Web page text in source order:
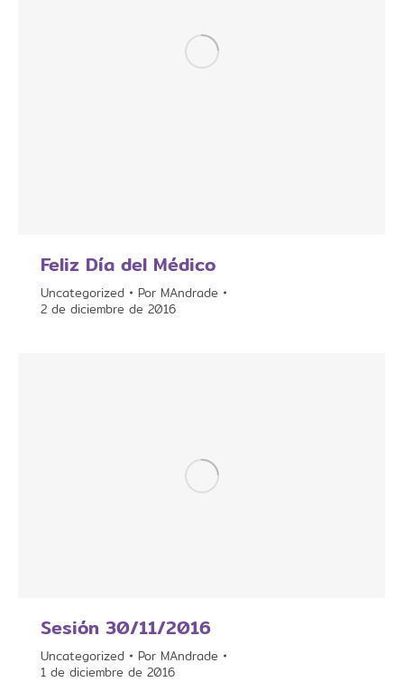
Feliz Día del Médico
Uncategorized Por MAndrade
2 de diciembre de 2016
Sesión 30/11/2016
Uncategorized Por MAndrade
1 de diciembre de 2016